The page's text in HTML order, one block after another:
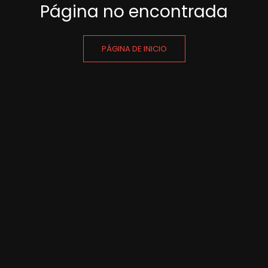
Página no encontrada
PÁGINA DE INICIO